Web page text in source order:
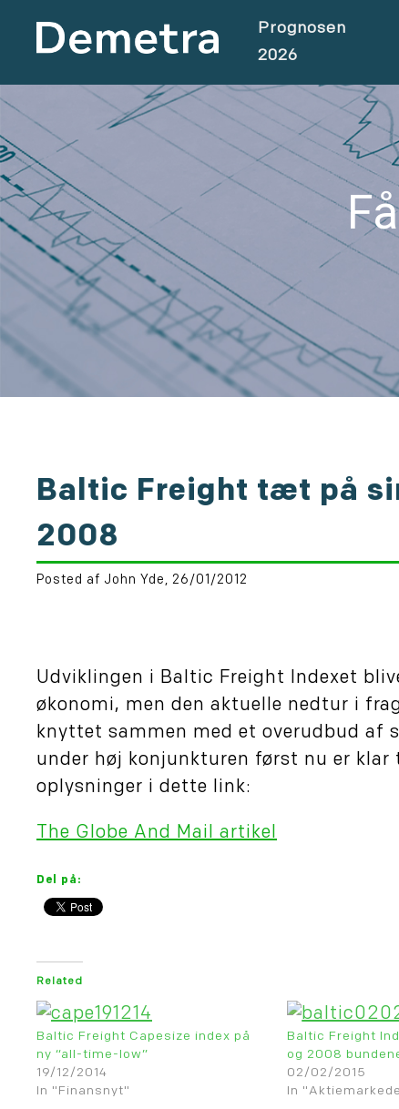
Prognosen
2026
Baltic Freight tæt på
2008
Posted af John Yde, 26/01/2012
Udviklingen i Baltic Freight Indexet
økonomi, men den aktuelle nedtur i
knyttet sammen med et overudbud af
under høj konjunkturen først nu er
oplysninger i dette link:
The Globe And Mail artikel
Del på:
Related
Baltic Freight Capesize index på
ny “all-time-low”
19/12/2014
In "Finansnyt"
Baltic Freight
og 2008
02/02/2015
In